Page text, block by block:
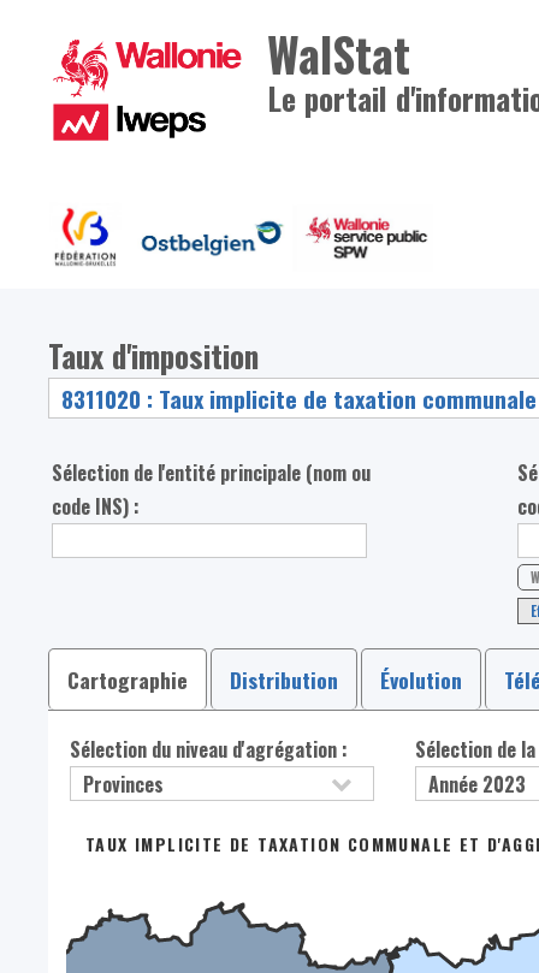
WalStat
Le portail
Taux d'imposition
Sélection de l'entité principale (nom ou
code INS) :
Cartographie Distribution Évolution
Sélection du niveau d'agrégation : Sélection de
TAUX IMPLICITE DE TAXATION COMMUNALE ET